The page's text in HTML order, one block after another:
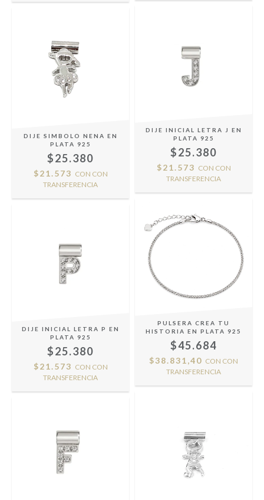
DIJE SIMBOLO NENA EN
PLATA 925
$25.380
$21.573 CON CON
TRANSFERENCIA
DIJE INICIAL LETRA J EN
PLATA 925
$25.380
$21.573 CON CON
TRANSFERENCIA
DIJE INICIAL LETRA P EN
PLATA 925
$25.380
$21.573 CON CON
TRANSFERENCIA
PULSERA CREA TU
HISTORIA EN PLATA 925
$45.684
$38.831,40 CON CON
TRANSFERENCIA